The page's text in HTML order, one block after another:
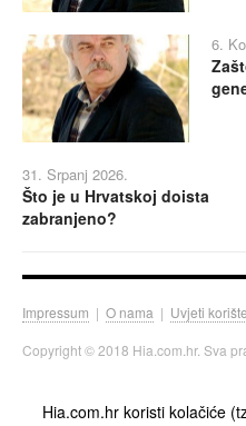
6.
31. Srpanj 2026.
Što je u Hrvatskoj doista
zabranjeno?
Impressum | O nama | Uvjeti
Copyright © 2018 Hia.com.hr. Sva
Hia.com.hr koristi kolačiće